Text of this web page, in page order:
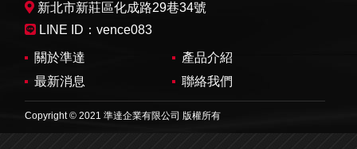
新北市新莊區化成路29巷34號
LINE ID： vence083
關於準達
產品介紹
最新消息
聯絡我們
Copyright © 2021 準達企業有限公司 版權所有